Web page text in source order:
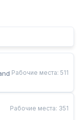
Рабочие места: 511
Рабочие места: 351